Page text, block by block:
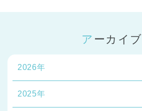
アーカイブ
2026年
2025年